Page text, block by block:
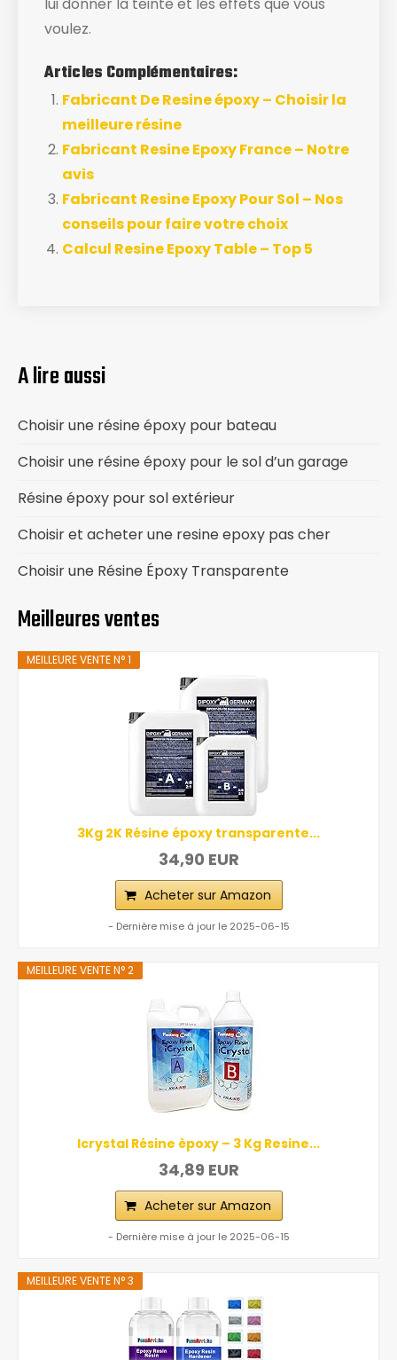
voulez.
Articles Complémentaires:
Fabricant De Resine époxy – Choisir la
meilleure résine
Fabricant Resine Epoxy France – Notre
avis
Fabricant Resine Epoxy Pour Sol – Nos
conseils pour faire votre choix
Calcul Resine Epoxy Table – Top 5
A lire aussi
Choisir une résine époxy pour bateau
Choisir une résine époxy pour le sol d’un garage
Résine époxy pour sol extérieur
Choisir et acheter une resine epoxy pas cher
Choisir une Résine Époxy Transparente
Meilleures ventes
MEILLEURE VENTE N° 1
3Kg 2K Résine époxy transparente...
34,90 EUR
Acheter sur Amazon
- Dernière mise à jour le 2025-06-15
MEILLEURE VENTE N° 2
Icrystal Résine èpoxy – 3 Kg Resine...
34,89 EUR
Acheter sur Amazon
- Dernière mise à jour le 2025-06-15
MEILLEURE VENTE N° 3